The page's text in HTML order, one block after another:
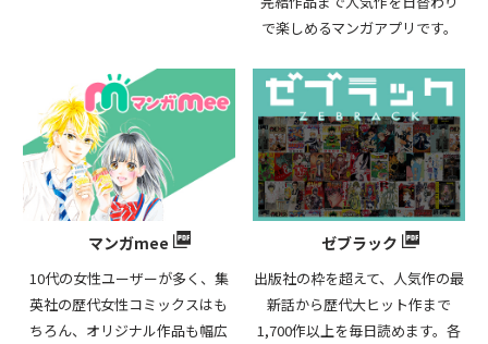
で楽しめるマンガアプリです。
マンガmee
10代の女性ユーザーが多く、集
英社の歴代女性コミックスはも
ちろん、オリジナル作品も幅広
ゼブラック
出版社の枠を超えて、人気作の最
新話から歴代大ヒット作まで
1,700作以上を毎日読めます。各